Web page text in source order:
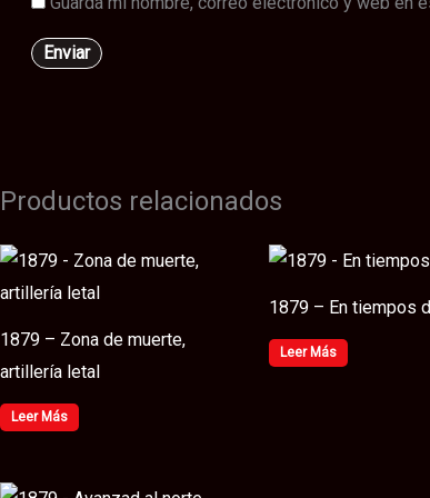
Productos relacionados
1879 – Zona de muerte,
artillería letal
Leer Más
1879 – En tiempos
Leer Más